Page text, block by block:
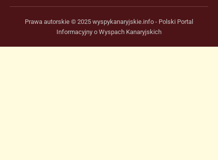
Prawa autorskie © 2025 wyspykanaryjskie.info - Polski Portal
Informacyjny o Wyspach Kanaryjskich